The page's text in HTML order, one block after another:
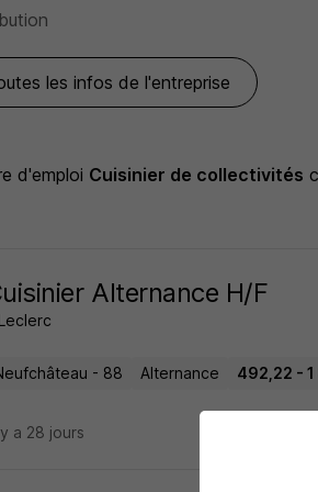
les infos de l'entreprise
d'emploi Cuisinier de collectivités
Alternance H/F
- 88 Alternance 492,22 -
a 28 jours